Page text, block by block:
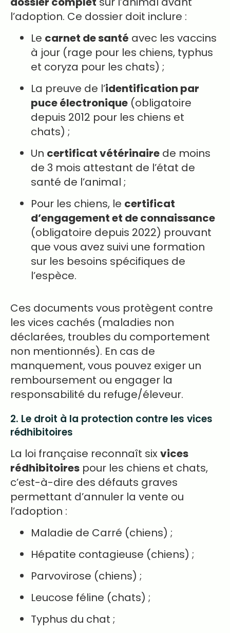
l’adoption. Ce dossier doit inclure :
Le carnet de santé avec les vaccins
à jour (rage pour les chiens, typhus
et coryza pour les chats) ;
La preuve de l’identification par
puce électronique (obligatoire
depuis 2012 pour les chiens et
chats) ;
Un certificat vétérinaire de moins
de 3 mois attestant de l’état de
santé de l’animal ;
Pour les chiens, le certificat
d’engagement et de connaissance
(obligatoire depuis 2022) prouvant
que vous avez suivi une formation
sur les besoins spécifiques de
l’espèce.
Ces documents vous protègent contre
les vices cachés (maladies non
déclarées, troubles du comportement
non mentionnés). En cas de
manquement, vous pouvez exiger un
remboursement ou engager la
responsabilité du refuge/éleveur.
2. Le droit à la protection contre les vices
rédhibitoires
La loi française reconnaît six vices
rédhibitoires pour les chiens et chats,
c’est-à-dire des défauts graves
permettant d’annuler la vente ou
l’adoption :
Maladie de Carré (chiens) ;
Hépatite contagieuse (chiens) ;
Parvovirose (chiens) ;
Leucose féline (chats) ;
Typhus du chat ;